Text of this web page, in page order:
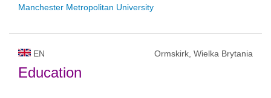
Manchester Metropolitan University
EN Ormskirk, Wielka Brytania
Education